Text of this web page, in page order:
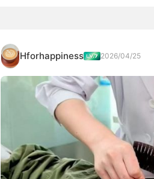
Hforhappiness 2026/04/25